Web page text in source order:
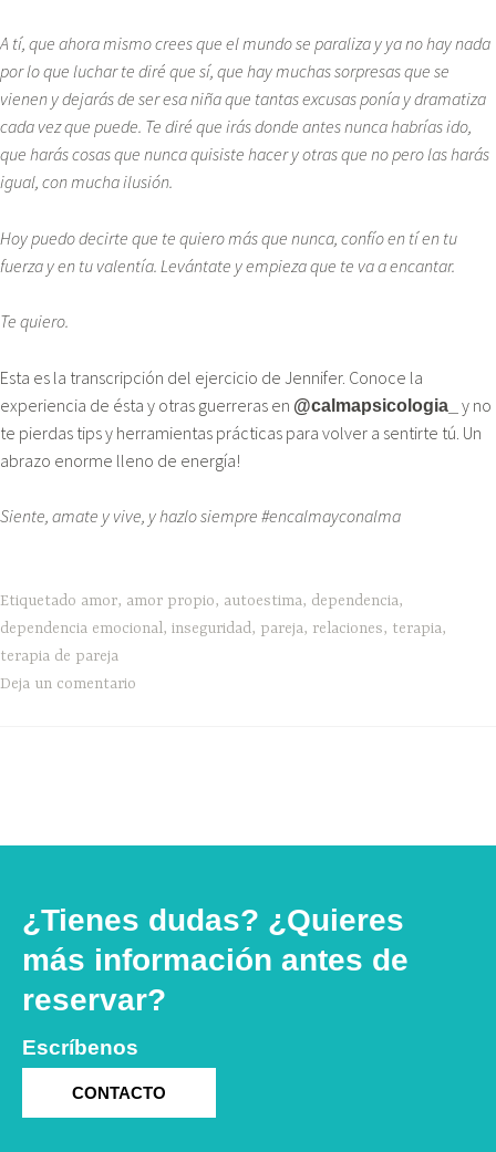
A tí, que ahora mismo crees que el mundo se paraliza y ya no hay nada
por lo que luchar te diré que sí, que hay muchas sorpresas que se
vienen y dejarás de ser esa niña que tantas excusas ponía y dramatiza
cada vez que puede. Te diré que irás donde antes nunca habrías ido,
que harás cosas que nunca quisiste hacer y otras que no pero las harás
igual, con mucha ilusión.
Hoy puedo decirte que te quiero más que nunca, confío en tí en tu
fuerza y en tu valentía. Levántate y empieza que te va a encantar.
Te quiero.
Esta es la transcripción del ejercicio de Jennifer. Conoce la
experiencia de ésta y otras guerreras en @calmapsicologia_
y no
te pierdas tips y herramientas prácticas para volver a sentirte tú. Un
abrazo enorme lleno de energía!
Siente, amate y vive, y hazlo siempre #encalmayconalma
Etiquetado amor, amor propio, autoestima, dependencia,
dependencia emocional, inseguridad, pareja, relaciones, terapia,
terapia de pareja
Deja un comentario
¿Tienes dudas? ¿Quieres
más información antes de
reservar?
Escríbenos
CONTACTO